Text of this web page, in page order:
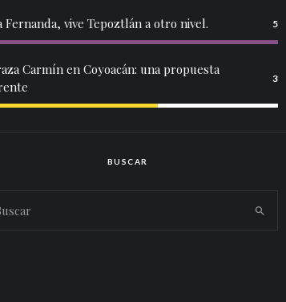
Fernanda, vive Tepoztlán a otro nivel. 5
Carmín en Coyoacán: una propuesta
3
BUSCAR